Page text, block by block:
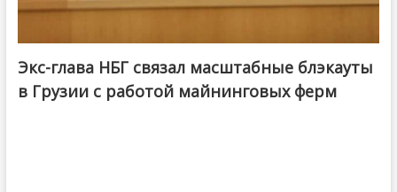
Экс-глава НБГ связал масштабные блэкауты
в Грузии с работой майнинговых ферм